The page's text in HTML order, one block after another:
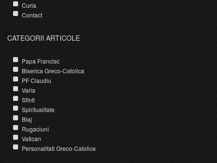
Curia
Contact
CATEGORII ARTICOLE
Papa Francisc
Biserica Greco-Catolica
PF Claudiu
Varia
Sfinti
Spiritualitate
Blaj
Rugaciuni
Vatican
Personalitati Greco-Catolice